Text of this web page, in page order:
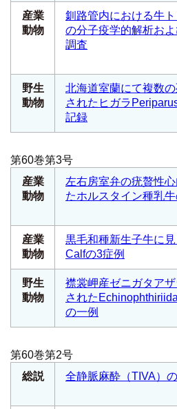
産業
動物
釧路管内における牛
の分子疫学的解析お
調査
野生
動物
北海道室蘭にて複数
されたヒガラ
記録
第60巻第3号
産業
動物
左右房室弁の疣贅性
たホルスタイン種乳牛
産業
動物
黒毛和種新生子牛に
Calfの3症例
野生
動物
襟裳岬産ゼニガタア
された
の一例
第60巻第2号
総説
全静脈麻酔（TIVA）